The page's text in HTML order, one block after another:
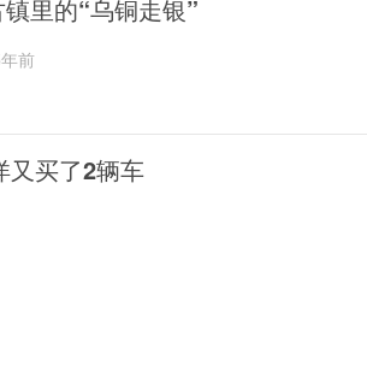
里的“乌铜走银”
前
又买了2辆车